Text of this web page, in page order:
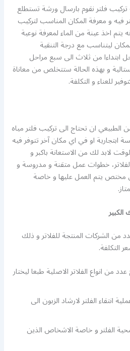
فلتر نقوم بارسال ورشة تستطلع
فيه و معرفة المكان المناسب لتركيب
يتم اخذ عينة من الماء لمعرفة نوعية
ليتناسب مع درجة التنقية
ابتداءا من ثلاث الى سبع مراحل
و بهذه الحالة ستتخلص من معاناة
للعناء و التكلفة.
ان تحتاج الى تركيب فلتر مياه
ابتجارية او في اي مكان آخر تتوفر فيه
لابد لك من الاستعانة باكبر و
خطوات عمل متقنة و مدروسة و
يتم العمل عليها و خاصة
من الشركات المنتجة للفلاتر و ذلك
التكلفة.
من انواع الفلاتر الاصلية طبعا ليختار
انتقاء الفلتر لارشاد الزبون الى
الفلتر و خاصة الاشخاص الذين